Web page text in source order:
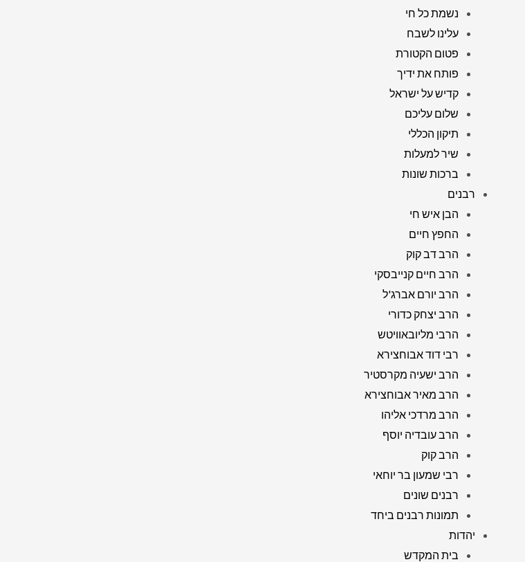
נשמת כל חי
עלינו לשבח
פטום הקטורת
פותח את ידיך
קדיש על ישראל
שלום עליכם
תיקון הכללי
שיר למעלות
ברכות שונות
רבנים
הבן איש חי
החפץ חיים
הרב דב קוק
הרב חיים קנייבסקי
הרב יורם אברג'ל
הרב יצחק כדורי
הרבי מליובאוויטש
רבי דוד אבוחצירא
הרב ישעיה מקרסטיר
הרב מאיר אבוחצירא
הרב מרדכי אליהו
הרב עובדיה יוסף
הרב קוק
רבי שמעון בר יוחאי
רבנים שונים
תמונות רבנים ביחד
יהדות
בית המקדש